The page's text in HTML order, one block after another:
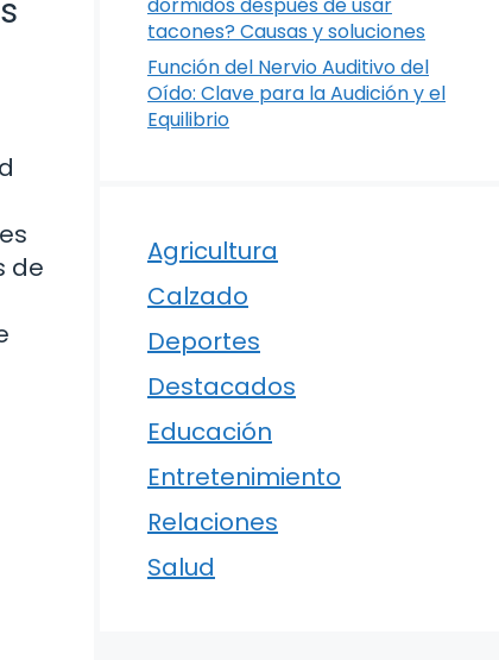
de
tacones? Causas y soluciones
Función del Nervio Auditivo del
Oído: Clave para la Audición y el
Equilibrio
Agricultura
Calzado
Deportes
Destacados
Educación
Entretenimiento
Relaciones
Salud